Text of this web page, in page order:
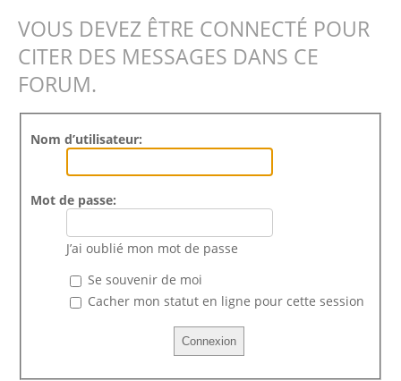
VOUS DEVEZ ÊTRE CONNECTÉ POUR
CITER DES MESSAGES DANS CE
FORUM.
Nom d’utilisateur:
Mot de passe:
J’ai oublié mon mot de passe
Se souvenir de moi
Cacher mon statut en ligne pour cette session